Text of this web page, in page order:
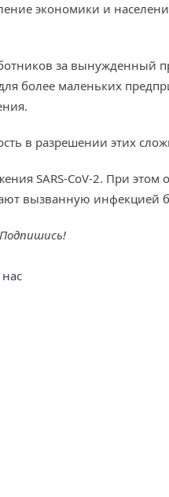
экономики и
за вынужденный
более маленьких
в разрешении этих
SARS-CoV-2. При
вызванную инфекцией